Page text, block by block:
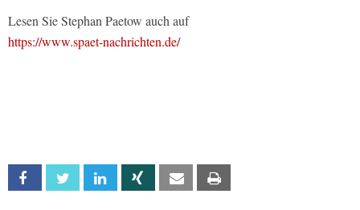
Lesen Sie Stephan Paetow auch auf
https://www.spaet-nachrichten.de/
Facebook Twitter Linkedin Xing Email